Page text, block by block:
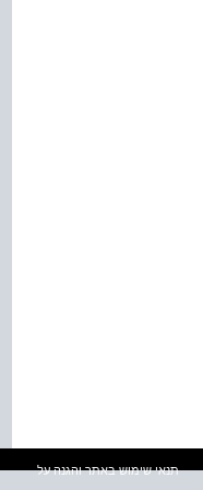
תנאי שימוש באתר והגנה על